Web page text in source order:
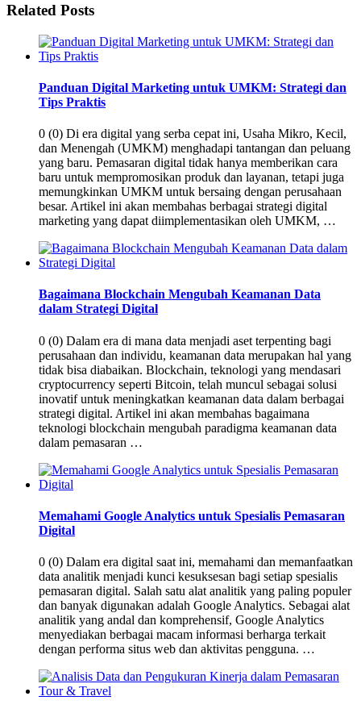
Related Posts
Panduan Digital Marketing untuk UMKM: Strategi dan
Tips Praktis
0 (0) Di era digital yang serba cepat ini, Usaha Mikro, Kecil,
dan Menengah (UMKM) menghadapi tantangan dan peluang
yang baru. Pemasaran digital tidak hanya memberikan cara
baru untuk mempromosikan produk dan layanan, tetapi juga
memungkinkan UMKM untuk bersaing dengan perusahaan
besar. Artikel ini akan membahas berbagai strategi digital
marketing yang dapat diimplementasikan oleh UMKM, …
Bagaimana Blockchain Mengubah Keamanan Data
dalam Strategi Digital
0 (0) Dalam era di mana data menjadi aset terpenting bagi
perusahaan dan individu, keamanan data merupakan hal yang
tidak bisa diabaikan. Blockchain, teknologi yang mendasari
cryptocurrency seperti Bitcoin, telah muncul sebagai solusi
inovatif untuk meningkatkan keamanan data dalam berbagai
strategi digital. Artikel ini akan membahas bagaimana
teknologi blockchain mengubah paradigma keamanan data
dalam pemasaran …
Memahami Google Analytics untuk Spesialis Pemasaran
Digital
0 (0) Dalam era digital saat ini, memahami dan memanfaatkan
data analitik menjadi kunci kesuksesan bagi setiap spesialis
pemasaran digital. Salah satu alat analitik yang paling populer
dan banyak digunakan adalah Google Analytics. Sebagai alat
analitik yang andal dan komprehensif, Google Analytics
menyediakan berbagai macam informasi berharga terkait
dengan performa situs web dan aktivitas pengguna. …